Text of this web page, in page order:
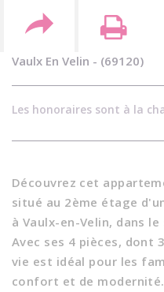
Vaulx En Velin - (69120)
Les honoraires sont à la
Découvrez cet
situé au 2ème étage
à Vaulx-en-Velin, dans
Avec ses 4 pièces, dont
vie est idéal pour les
confort et de